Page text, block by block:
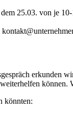
25.03. von je
erkunden
könnten: